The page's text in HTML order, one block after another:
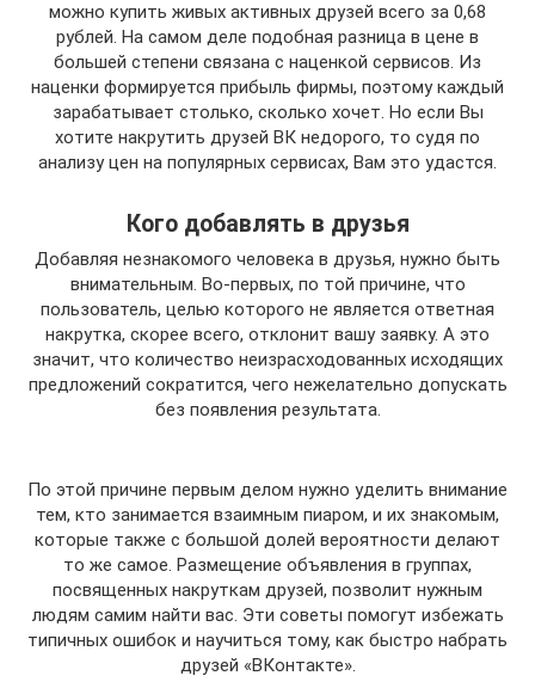
можно купить живых активных друзей всего за 0,68
рублей. На самом деле подобная разница в цене в
большей степени связана с наценкой сервисов. Из
наценки формируется прибыль фирмы, поэтому каждый
зарабатывает столько, сколько хочет. Но если Вы
хотите накрутить друзей ВК недорого, то судя по
анализу цен на популярных сервисах, Вам это удастся.
Кого добавлять в друзья
Добавляя незнакомого человека в друзья, нужно быть
внимательным. Во-первых, по той причине, что
пользователь, целью которого не является ответная
накрутка, скорее всего, отклонит вашу заявку. А это
значит, что количество неизрасходованных исходящих
предложений сократится, чего нежелательно допускать
без появления результата.
По этой причине первым делом нужно уделить внимание
тем, кто занимается взаимным пиаром, и их знакомым,
которые также с большой долей вероятности делают
то же самое. Размещение объявления в группах,
посвященных накруткам друзей, позволит нужным
людям самим найти вас. Эти советы помогут избежать
типичных ошибок и научиться тому, как быстро набрать
друзей «ВКонтакте».